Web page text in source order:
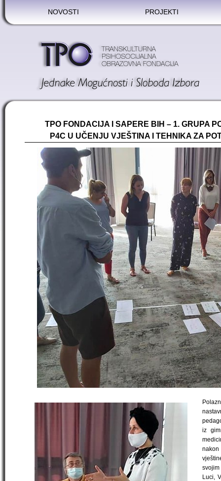
NOVOSTI PROJEKTI
TPO FONDACIJA I SAPERE BIH – 1. GRUPA
P4C U UČENJU VJEŠTINA I TEHNIKA ZA
iz
nakon
Luci,